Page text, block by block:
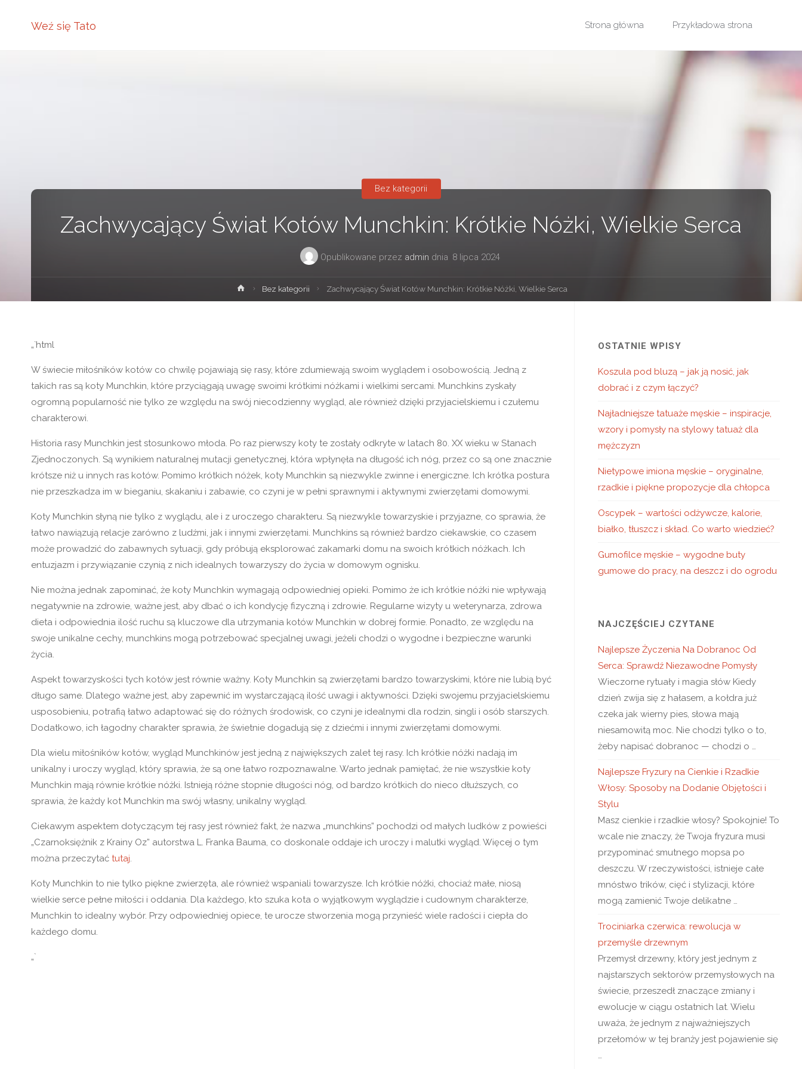
Weź się Tato Strona główna Przykładowa strona
Zachwycający Świat Kotów Munchkin: Krótkie Nóżki, Wielkie Serca
Opublikowane przez admin dnia 8 lipca 2024
Bez kategorii
Strona
główna
Bez kategorii Zachwycający Świat Kotów Munchkin: Krótkie Nóżki, Wielkie Serca
„`html
W świecie miłośników kotów co chwilę pojawiają się rasy, które zdumiewają swoim wyglądem i osobowością. Jedną z
takich ras są koty Munchkin, które przyciągają uwagę swoimi krótkimi nóżkami i wielkimi sercami. Munchkins zyskały
ogromną popularność nie tylko ze względu na swój niecodzienny wygląd, ale również dzięki przyjacielskiemu i czułemu
charakterowi.
Historia rasy Munchkin jest stosunkowo młoda. Po raz pierwszy koty te zostały odkryte w latach 80. XX wieku w Stanach
Zjednoczonych. Są wynikiem naturalnej mutacji genetycznej, która wpłynęła na długość ich nóg, przez co są one znacznie
krótsze niż u innych ras kotów. Pomimo krótkich nóżek, koty Munchkin są niezwykle zwinne i energiczne. Ich krótka postura
nie przeszkadza im w bieganiu, skakaniu i zabawie, co czyni je w pełni sprawnymi i aktywnymi zwierzętami domowymi.
Koty Munchkin słyną nie tylko z wyglądu, ale i z uroczego charakteru. Są niezwykle towarzyskie i przyjazne, co sprawia, że
łatwo nawiązują relacje zarówno z ludźmi, jak i innymi zwierzętami. Munchkins są również bardzo ciekawskie, co czasem
może prowadzić do zabawnych sytuacji, gdy próbują eksplorować zakamarki domu na swoich krótkich nóżkach. Ich
entuzjazm i przywiązanie czynią z nich idealnych towarzyszy do życia w domowym ognisku.
Nie można jednak zapominać, że koty Munchkin wymagają odpowiedniej opieki. Pomimo że ich krótkie nóżki nie wpływają
negatywnie na zdrowie, ważne jest, aby dbać o ich kondycję fizyczną i zdrowie. Regularne wizyty u weterynarza, zdrowa
dieta i odpowiednia ilość ruchu są kluczowe dla utrzymania kotów Munchkin w dobrej formie. Ponadto, ze względu na
swoje unikalne cechy, munchkins mogą potrzebować specjalnej uwagi, jeżeli chodzi o wygodne i bezpieczne warunki
życia.
Aspekt towarzyskości tych kotów jest równie ważny. Koty Munchkin są zwierzętami bardzo towarzyskimi, które nie lubią być
długo same. Dlatego ważne jest, aby zapewnić im wystarczającą ilość uwagi i aktywności. Dzięki swojemu przyjacielskiemu
usposobieniu, potrafią łatwo adaptować się do różnych środowisk, co czyni je idealnymi dla rodzin, singli i osób starszych.
Dodatkowo, ich łagodny charakter sprawia, że świetnie dogadują się z dziećmi i innymi zwierzętami domowymi.
Dla wielu miłośników kotów, wygląd Munchkinów jest jedną z największych zalet tej rasy. Ich krótkie nóżki nadają im
unikalny i uroczy wygląd, który sprawia, że są one łatwo rozpoznawalne. Warto jednak pamiętać, że nie wszystkie koty
Munchkin mają równie krótkie nóżki. Istnieją różne stopnie długości nóg, od bardzo krótkich do nieco dłuższych, co
sprawia, że każdy kot Munchkin ma swój własny, unikalny wygląd.
Ciekawym aspektem dotyczącym tej rasy jest również fakt, że nazwa „munchkins” pochodzi od małych ludków z powieści
„Czarnoksiężnik z Krainy Oz” autorstwa L. Franka Bauma, co doskonale oddaje ich uroczy i malutki wygląd. Więcej o tym
można przeczytać tutaj.
Koty Munchkin to nie tylko piękne zwierzęta, ale również wspaniali towarzysze. Ich krótkie nóżki, chociaż małe, niosą
wielkie serce pełne miłości i oddania. Dla każdego, kto szuka kota o wyjątkowym wyglądzie i cudownym charakterze,
Munchkin to idealny wybór. Przy odpowiedniej opiece, te urocze stworzenia mogą przynieść wiele radości i ciepła do
każdego domu.
„`
OSTATNIE WPISY
Koszula pod bluzą – jak ją nosić, jak
dobrać i z czym łączyć?
Najładniejsze tatuaże męskie – inspiracje,
wzory i pomysły na stylowy tatuaż dla
mężczyzn
Nietypowe imiona męskie – oryginalne,
rzadkie i piękne propozycje dla chłopca
Oscypek – wartości odżywcze, kalorie,
białko, tłuszcz i skład. Co warto wiedzieć?
Gumofilce męskie – wygodne buty
gumowe do pracy, na deszcz i do ogrodu
NAJCZĘŚCIEJ CZYTANE
Najlepsze Życzenia Na Dobranoc Od
Serca: Sprawdź Niezawodne Pomysły
Wieczorne rytuały i magia słów Kiedy
dzień zwija się z hałasem, a kołdra już
czeka jak wierny pies, słowa mają
niesamowitą moc. Nie chodzi tylko o to,
żeby napisać dobranoc — chodzi o …
Najlepsze Fryzury na Cienkie i Rzadkie
Włosy: Sposoby na Dodanie Objętości i
Stylu
Masz cienkie i rzadkie włosy? Spokojnie! To
wcale nie znaczy, że Twoja fryzura musi
przypominać smutnego mopsa po
deszczu. W rzeczywistości, istnieje całe
mnóstwo trików, cięć i stylizacji, które
mogą zamienić Twoje delikatne …
Trociniarka czerwica: rewolucja w
przemyśle drzewnym
Przemysł drzewny, który jest jednym z
najstarszych sektorów przemysłowych na
świecie, przeszedł znaczące zmiany i
ewolucje w ciągu ostatnich lat. Wielu
uważa, że jednym z najważniejszych
przełomów w tej branży jest pojawienie się
…